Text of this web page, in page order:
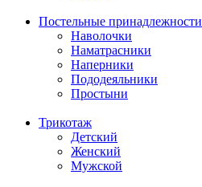
Постельные принадлежности
Наволочки
Наматрасники
Наперники
Пододеяльники
Простыни
Трикотаж
Детский
Женский
Мужской